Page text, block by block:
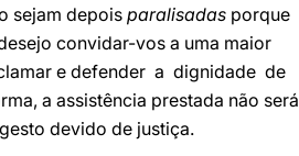
sejam depoisparalisadas porque
convidar-vos a uma maior
e defender a dignidade de
a assistência prestada não será
devido de justiça.